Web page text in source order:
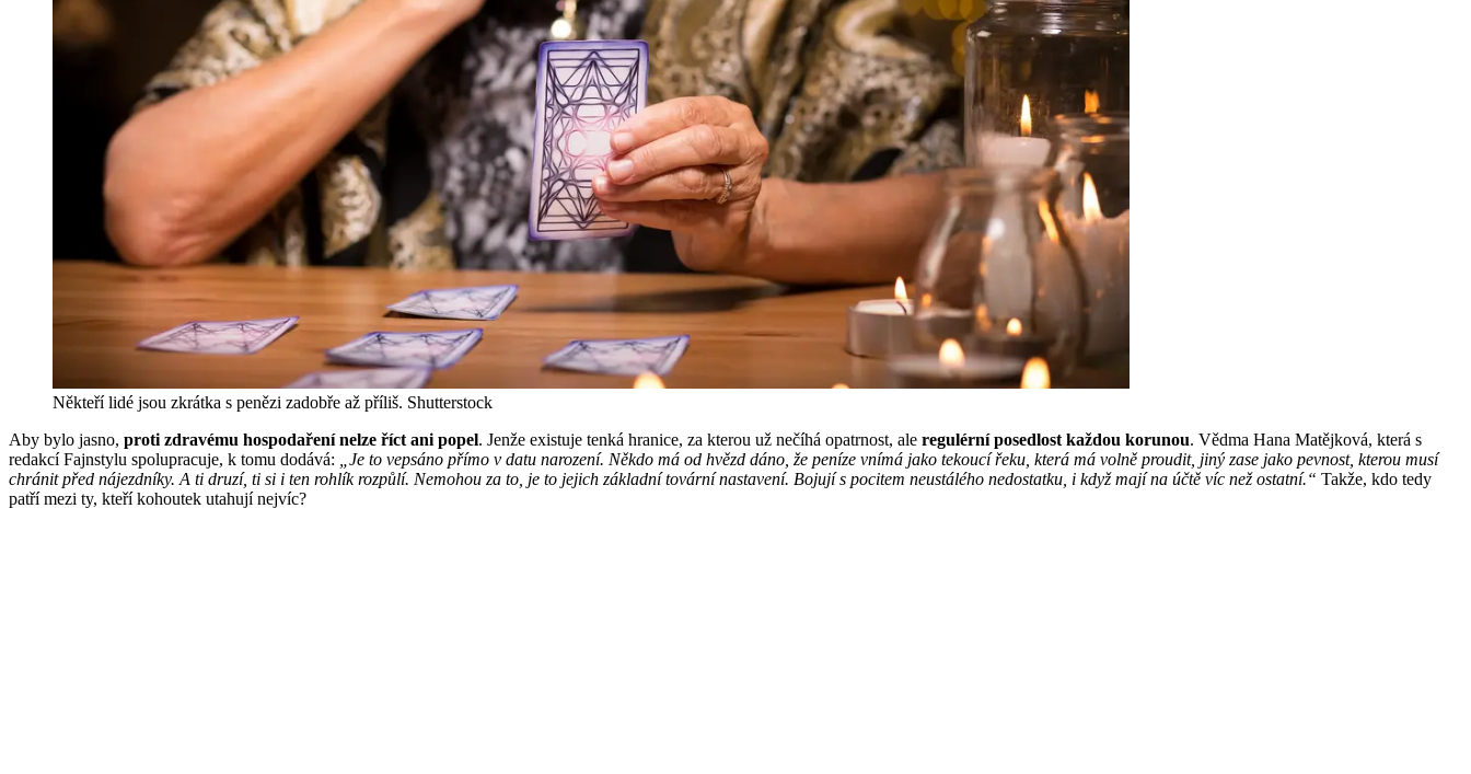
Někteří lidé jsou zkrátka s penězi zadobře až příliš. Shutterstock
Aby bylo jasno, proti zdravému hospodaření nelze říct ani popel. Jenže existuje tenká hranice, za kterou už nečíhá opatrnost, ale regulérní posedlost každou korunou. Vědma Hana Matějková, která s
redakcí Fajnstylu spolupracuje, k tomu dodává:
„Je to vepsáno přímo v datu narození. Někdo má od hvězd dáno, že peníze vnímá jako tekoucí řeku, která má volně proudit, jiný zase jako pevnost, kterou musí
chránit před nájezdníky. A ti druzí, ti si i ten rohlík rozpůlí. Nemohou za to, je to jejich základní tovární nastavení. Bojují s pocitem neustálého nedostatku, i když mají na účtě víc než ostatní.“ Takže, kdo tedy
patří mezi ty, kteří kohoutek utahují nejvíc?